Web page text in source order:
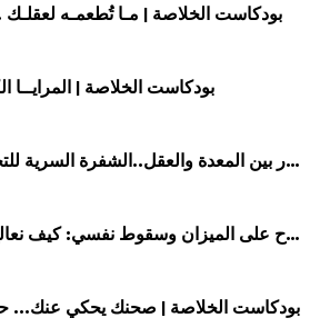
بودكاست الخلاصة | مـا تُطعمـه لعقلـك
بودكاست الخلاصة |
بودكاست الخلاصة | لغة الحوار بين المعدة والعقل..الشفرة السرية للتحكم في القلق والمزاج.
بودكاست الخلاصة | نجاح على الميزان وسقوط نفسي: كيف نعالج اكتئاب ما بعد الدايت "
بودكاست الخلاصة | صحنك يحكي عنك...